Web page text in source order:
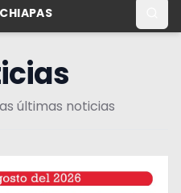
últimas noticias